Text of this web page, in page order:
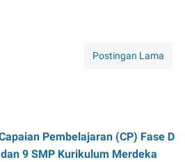
Postingan Lama
Pembelajaran (CP) Fase D
9 SMP Kurikulum Merdeka